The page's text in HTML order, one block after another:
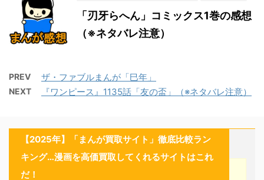
「刃牙らへん」コミックス1巻の感想
（※ネタバレ注意）
PREV ザ・ファブルまんが「巳年」
NEXT 『ワンピース』1135話「友の盃」（※ネタバレ注意）
【2025年】「まんが買取サイト」徹底比較ラン
キング…漫画を高価買取してくれるサイトはこれ
だ！